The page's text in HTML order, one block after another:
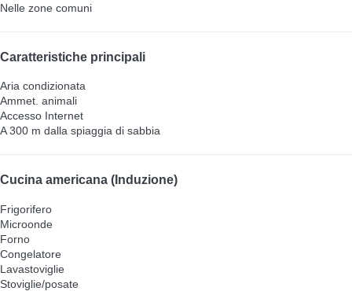
Nelle zone comuni
Caratteristiche principali
Aria condizionata
Ammet. animali
Accesso Internet
A 300 m dalla spiaggia di sabbia
Cucina americana (Induzione)
Frigorifero
Microonde
Forno
Congelatore
Lavastoviglie
Stoviglie/posate